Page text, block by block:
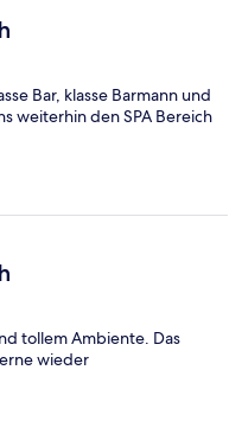
Bar, klasse Barmann und
weiterhin den SPA Bereich
tollem Ambiente. Das
wieder